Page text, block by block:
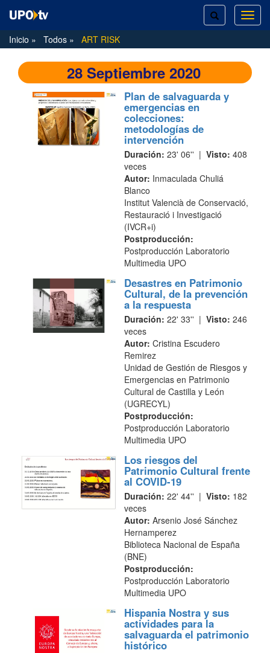
TOGGLE
SEARCH
Inicio
Todos ART RISK
28 Septiembre 2020
Plan de salvaguarda y
emergencias en
colecciones:
metodologías de
intervención
Duración: 23' 06'' | Visto: 408
veces
Autor: Inmaculada Chuliá
Blanco
Institut Valencià de Conservació,
Restauració i Investigació
(IVCR+i)
Postproducción:
Postproducción Laboratorio
Multimedia UPO
Desastres en Patrimonio
Cultural, de la prevención
a la respuesta
Duración: 22' 33'' | Visto: 246
veces
Autor: Cristina Escudero
Remirez
Unidad de Gestión de Riesgos y
Emergencias en Patrimonio
Cultural de Castilla y León
(UGRECYL)
Postproducción:
Postproducción Laboratorio
Multimedia UPO
Los riesgos del
Patrimonio Cultural frente
al COVID-19
Duración: 22' 44'' | Visto: 182
veces
Autor: Arsenio José Sánchez
Hernamperez
Biblioteca Nacional de España
(BNE)
Postproducción:
Postproducción Laboratorio
Multimedia UPO
Hispania Nostra y sus
actividades para la
salvaguarda el patrimonio
histórico